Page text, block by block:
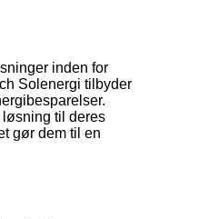
inden for
Solenergi tilbyder
løsning til deres
gør dem til en